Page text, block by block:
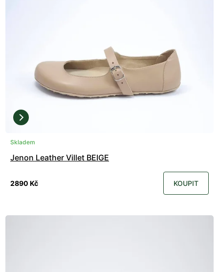
Skladem
Jenon Leather Villet BEIGE
2890 Kč KOUPIT